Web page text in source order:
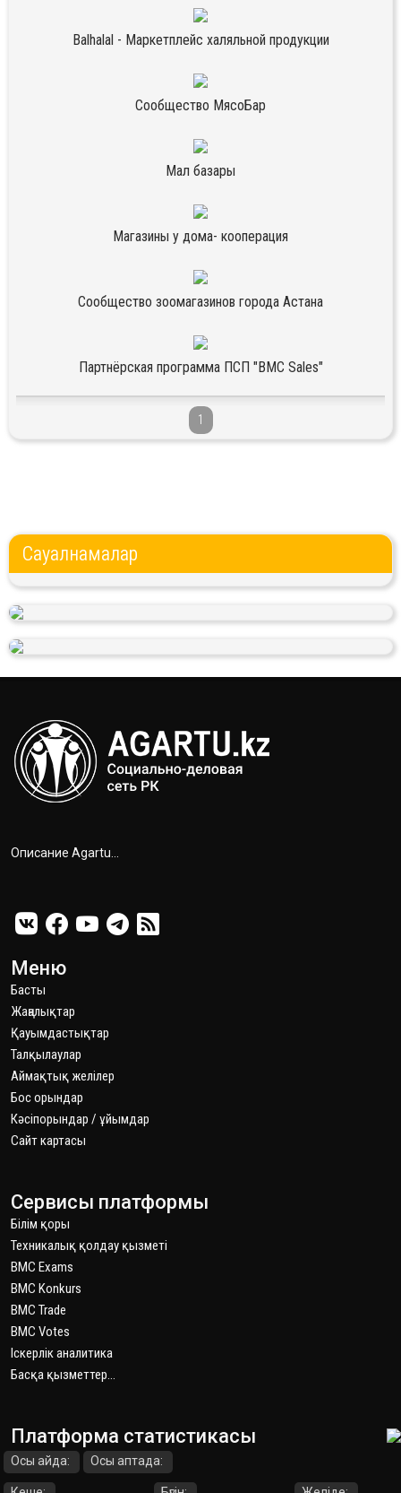
Balhalal - Маркетплейс халяльной продукции
Сообщество МясоБар
Мал базары
Магазины у дома- кооперация
Сообщество зоомагазинов города Астана
Партнёрская программа ПСП "BMC Sales"
1
Сауалнамалар
Описание Agartu...
Меню
Басты
Жаңалықтар
Қауымдастықтар
Талқылаулар
Аймақтық желілер
Бос орындар
Кәсіпорындар / ұйымдар
Сайт картаcы
Сервисы платформы
Білім қоры
Техникалық қолдау қызметі
BMC Exams
BMC Konkurs
BMC Trade
BMC Votes
Іскерлік аналитика
Басқа қызметтер...
Платформа статистикасы
Осы айда: Осы аптада: